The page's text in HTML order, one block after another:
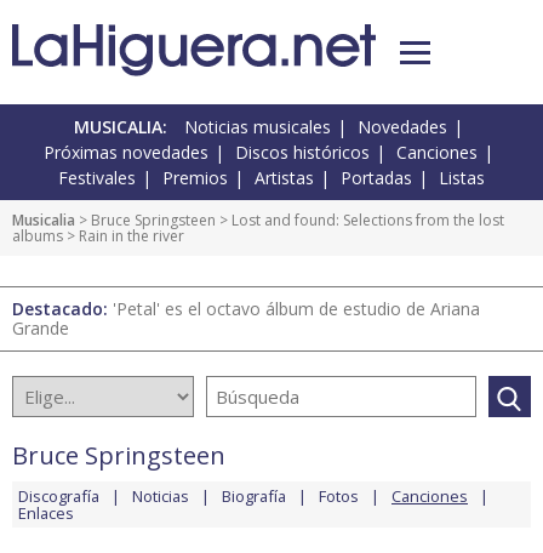
MUSICALIA: Noticias musicales
Novedades
Próximas novedades
Discos históricos
Canciones
Festivales
Premios Artistas Portadas Listas
Musicalia > Bruce Springsteen > Lost and found: Selections from the lost
albums > Rain in the river
Destacado: 'Petal' es el octavo álbum de estudio de Ariana
Grande
Bruce Springsteen
Discografía Noticias Biografía Fotos Canciones
Enlaces